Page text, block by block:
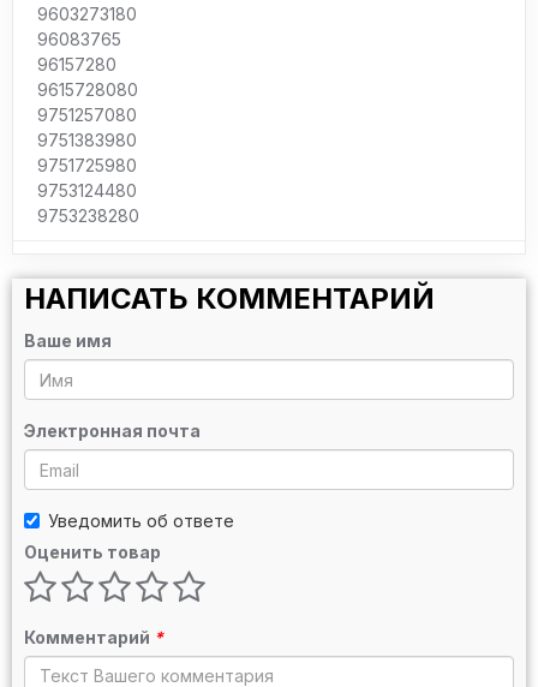
9603273180
96083765
96157280
9615728080
9751257080
9751383980
9751725980
9753124480
9753238280
НАПИСАТЬ КОММЕНТАРИЙ
Ваше имя
Электронная почта
Уведомить об ответе
Оценить товар
Комментарий *